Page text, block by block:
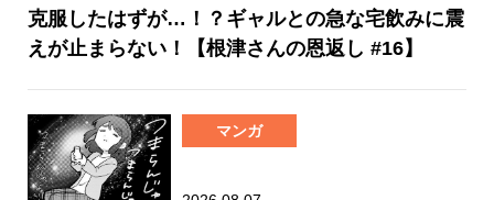
克服したはずが…！？ギャルとの急な宅飲みに震
えが止まらない！【根津さんの恩返し #16】
マンガ